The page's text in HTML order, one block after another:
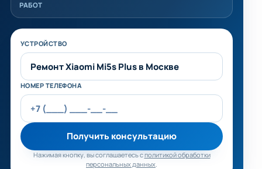
РАБОТ
Не заполняйте это поле
УСТРОЙСТВО
НОМЕР ТЕЛЕФОНА
Получить консультацию
Нажимая кнопку, вы соглашаетесь сполитикой обработки
персональных данных.